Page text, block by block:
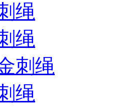
绳
绳
刺绳
绳